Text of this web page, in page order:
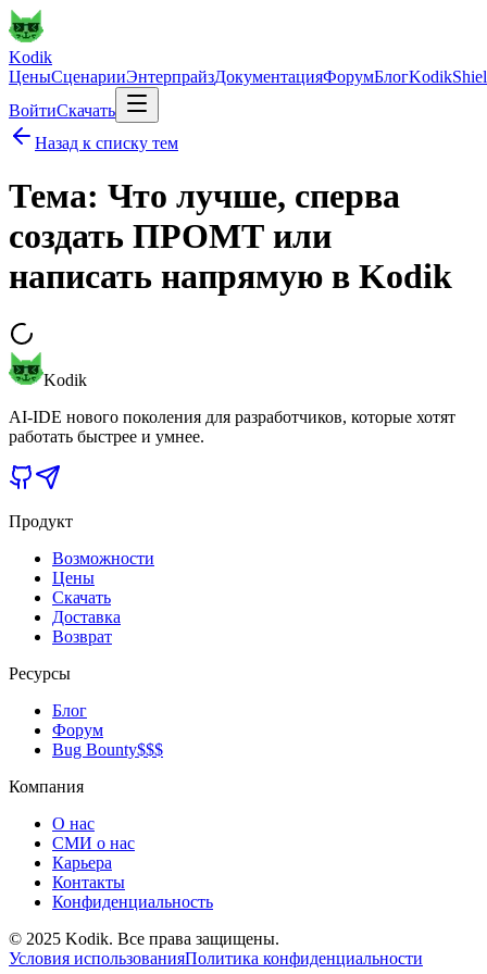
Kodik
ЦеныСценарииЭнтерпрайзДокументацияФорумБлог
ВойтиСкачать
Назад к списку тем
Тема: Что лучше, сперва
создать ПРОМТ или
написать напрямую в Kodik
Kodik
AI-IDE нового поколения для разработчиков, которые хотят
работать быстрее и умнее.
Продукт
Возможности
Цены
Скачать
Доставка
Возврат
Ресурсы
Блог
Форум
Bug Bounty$$$
Компания
О нас
СМИ о нас
Карьера
Контакты
Конфиденциальность
© 2025 Kodik. Все права защищены.
Условия использованияПолитика конфиденциальности